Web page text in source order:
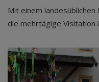
Mit einem
die mehrtägige Visitation